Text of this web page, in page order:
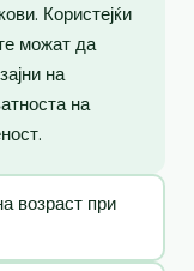
Користејќи
можат да
на
на
возраст при